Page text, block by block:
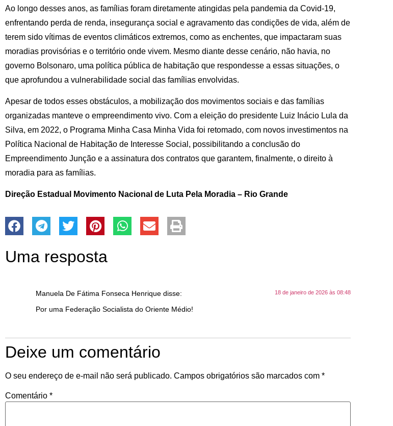
Ao longo desses anos, as famílias foram diretamente atingidas pela pandemia da Covid-19,
enfrentando perda de renda, insegurança social e agravamento das condições de vida, além de
terem sido vítimas de eventos climáticos extremos, como as enchentes, que impactaram suas
moradias provisórias e o território onde vivem. Mesmo diante desse cenário, não havia, no
governo Bolsonaro, uma política pública de habitação que respondesse a essas situações, o
que aprofundou a vulnerabilidade social das famílias envolvidas.
Apesar de todos esses obstáculos, a mobilização dos movimentos sociais e das famílias
organizadas manteve o empreendimento vivo. Com a eleição do presidente Luiz Inácio Lula da
Silva, em 2022, o Programa Minha Casa Minha Vida foi retomado, com novos investimentos na
Política Nacional de Habitação de Interesse Social, possibilitando a conclusão do
Empreendimento Junção e a assinatura dos contratos que garantem, finalmente, o direito à
moradia para as famílias.
Direção Estadual Movimento Nacional de Luta Pela Moradia – Rio Grande
Uma resposta
Manuela De Fátima Fonseca Henrique disse: 18 de janeiro de 2026 às 08:48
Por uma Federação Socialista do Oriente Médio!
Deixe um comentário
O seu endereço de e-mail não será publicado. Campos obrigatórios são marcados com *
Comentário *